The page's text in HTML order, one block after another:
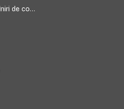
Dineuri de afaceri și întâlniri de companie